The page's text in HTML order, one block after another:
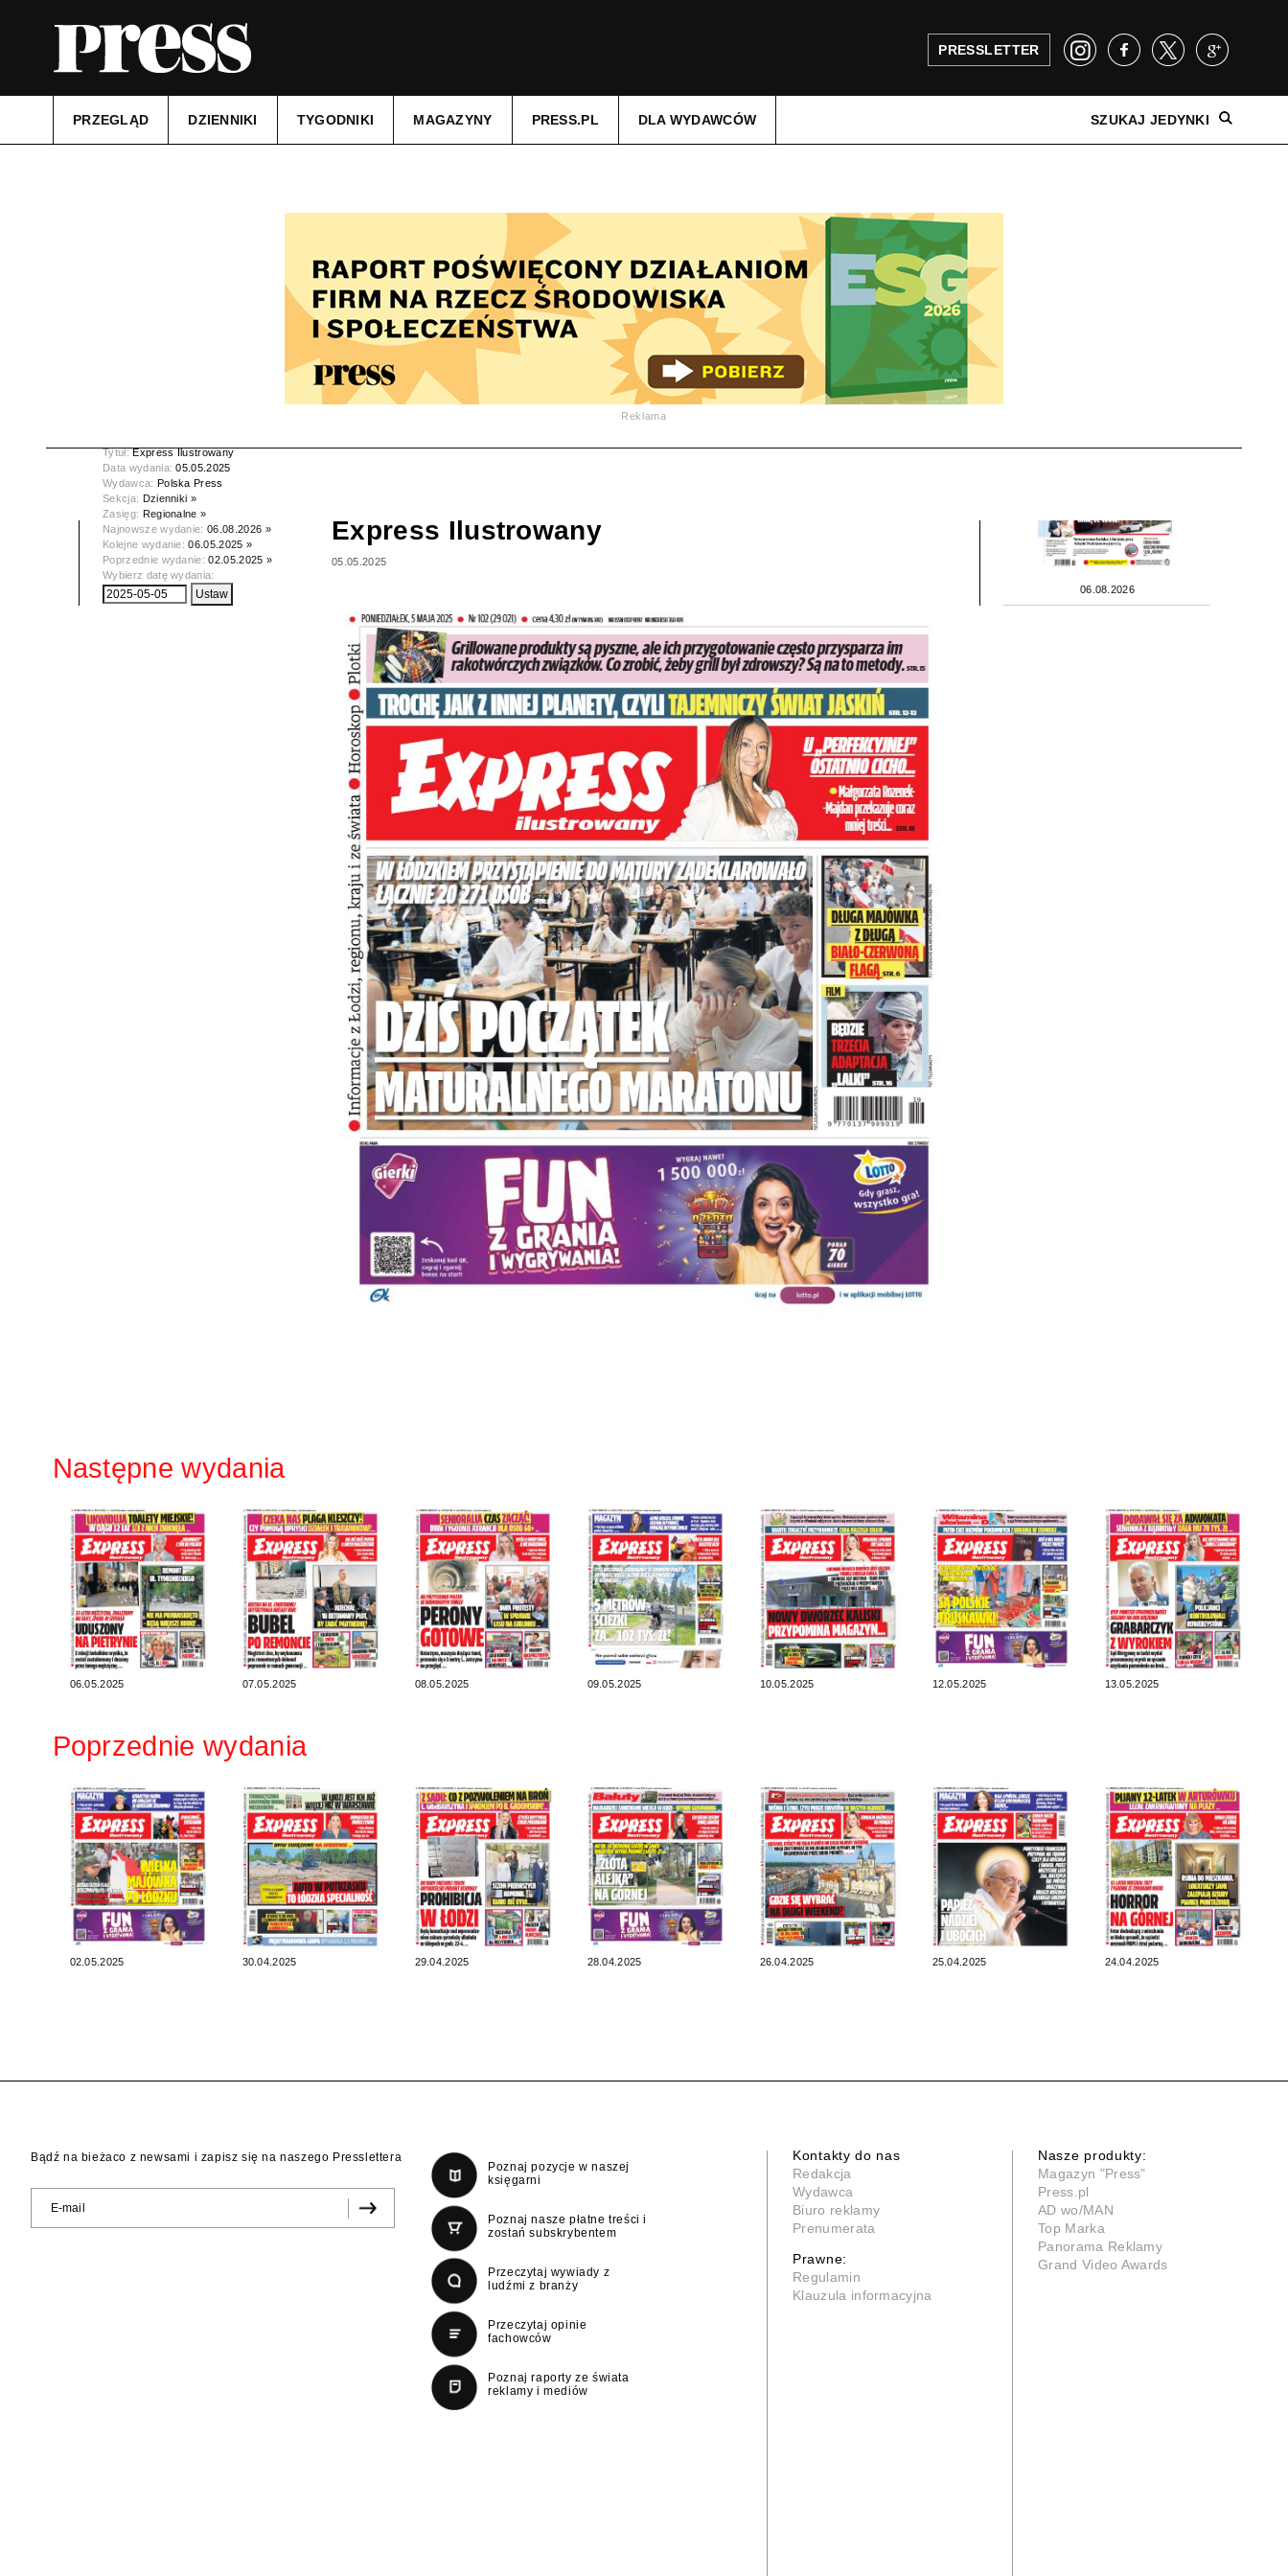
PRESSLETTER
PRZEGLĄD DZIENNIKI TYGODNIKI MAGAZYNY PRESS.PL DLA WYDAWCÓW SZUKAJ JEDYNKI
Reklama
Tytuł:Express Ilustrowany
Data wydania:05.05.2025
Wydawca: Polska Press
Sekcja: Dzienniki »
Zasięg: Regionalne »
Najnowsze wydanie:06.08.2026 »
Kolejne wydanie:06.05.2025 »
Poprzednie wydanie:02.05.2025 »
Wybierz datę wydania:
Express Ilustrowany
05.05.2025
06.08.2026
Następne wydania
06.05.2025 07.05.2025 08.05.2025 09.05.2025 10.05.2025 12.05.2025 13.05.2025
Poprzednie wydania
02.05.2025 30.04.2025 29.04.2025 28.04.2025 26.04.2025 25.04.2025 24.04.2025
Bądź na bieżaco z newsami i zapisz się na naszego Presslettera
Poznaj pozycje w naszej
księgarni
Poznaj nasze płatne treści i
zostań subskrybentem
Przeczytaj wywiady z
ludźmi z branży
Przeczytaj opinie
fachowców
Poznaj raporty ze świata
reklamy i mediów
Kontakty do nas
Redakcja
Wydawca
Biuro reklamy
Prenumerata
Prawne:
Regulamin
Klauzula informacyjna
Nasze produkty:
Magazyn "Press"
Press.pl
AD wo/MAN
Top Marka
Panorama Reklamy
Grand Video Awards